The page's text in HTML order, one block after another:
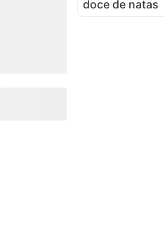
doce de natas